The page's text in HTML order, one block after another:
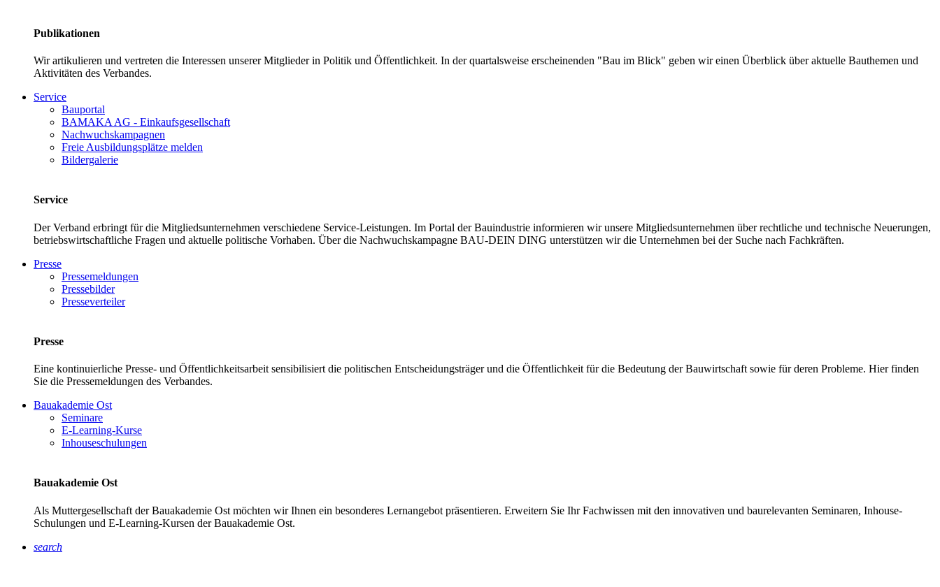
Publikationen
Wir artikulieren und vertreten die Interessen unserer Mitglieder in Politik und Öffentlichkeit. In der quartalsweise erscheinenden "Bau im Blick" geben wir einen Überblick über aktuelle Bauthemen und
Aktivitäten des Verbandes.
Service
Bauportal
BAMAKA AG - Einkaufsgesellschaft
Nachwuchskampagnen
Freie Ausbildungsplätze melden
Bildergalerie
Service
Der Verband erbringt für die Mitgliedsunternehmen verschiedene Service-Leistungen. Im Portal der Bauindustrie informieren wir unsere Mitgliedsunternehmen über rechtliche und technische Neuerungen,
betriebswirtschaftliche Fragen und aktuelle politische Vorhaben. Über die Nachwuchskampagne BAU-DEIN DING unterstützen wir die Unternehmen bei der Suche nach Fachkräften.
Presse
Pressemeldungen
Pressebilder
Presseverteiler
Presse
Eine kontinuierliche Presse- und Öffentlichkeitsarbeit sensibilisiert die politischen Entscheidungsträger und die Öffentlichkeit für die Bedeutung der Bauwirtschaft sowie für deren Probleme. Hier finden
Sie die Pressemeldungen des Verbandes.
Bauakademie Ost
Seminare
E-Learning-Kurse
Inhouseschulungen
Bauakademie Ost
Als Muttergesellschaft der Bauakademie Ost möchten wir Ihnen ein besonderes Lernangebot präsentieren. Erweitern Sie Ihr Fachwissen mit den innovativen und baurelevanten Seminaren, Inhouse-
Schulungen und E-Learning-Kursen der Bauakademie Ost.
search